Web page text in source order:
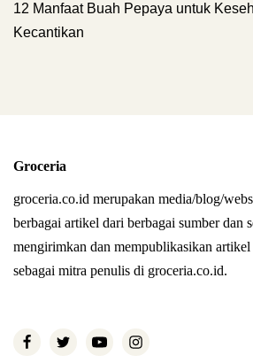
12 Manfaat Buah Pepaya untuk
Kecantikan
Groceria
groceria.co.id merupakan media/blog/
berbagai artikel dari berbagai sumber dan
mengirimkan dan mempublikasikan
sebagai mitra penulis di groceria.co.id.